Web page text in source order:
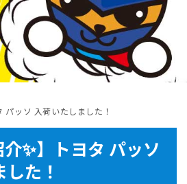
パッソ 入荷いたしました！
介✨】トヨタ パッソ
た！